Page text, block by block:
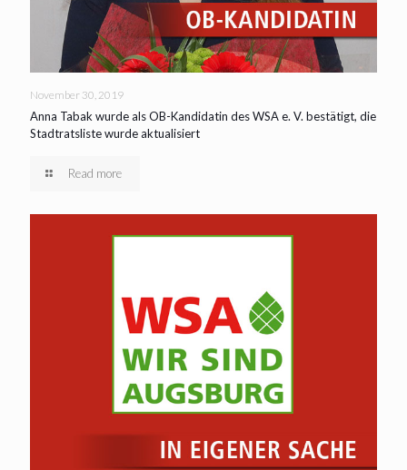
November 30, 2019
Anna Tabak wurde als OB-Kandidatin des WSA e. V. bestätigt, die
Stadtratsliste wurde aktualisiert
Read more